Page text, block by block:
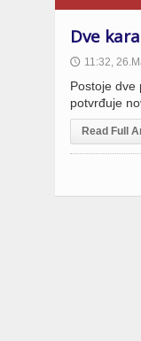
Dve
🕔 11:32,
Postoje dve
potvrđuje
Read Full